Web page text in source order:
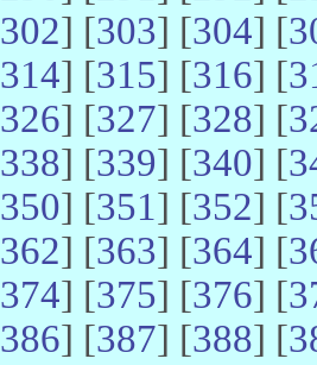
302] [303] [304] [
314] [315] [316] [
326] [327] [328] [
338] [339] [340] [
350] [351] [352] [
362] [363] [364] [
374] [375] [376] [
386] [387] [388] [